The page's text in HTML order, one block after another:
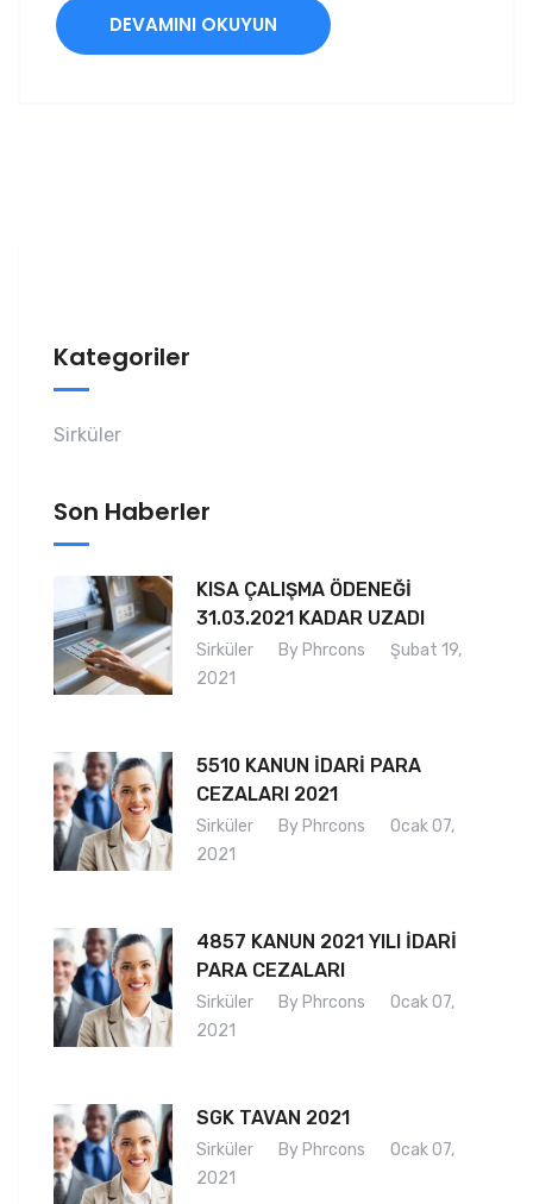
DEVAMINI OKUYUN
Kategoriler
Sirküler
Son Haberler
KISA ÇALIŞMA ÖDENEĞİ
31.03.2021 KADAR UZADI
Sirküler By Phrcons
Şubat 19,
2021
5510 KANUN İDARİ PARA
CEZALARI 2021
Sirküler By Phrcons
Ocak 07,
2021
4857 KANUN 2021 YILI İDARİ
PARA CEZALARI
Sirküler By Phrcons
Ocak 07,
2021
SGK TAVAN 2021
Sirküler By Phrcons
Ocak 07,
2021